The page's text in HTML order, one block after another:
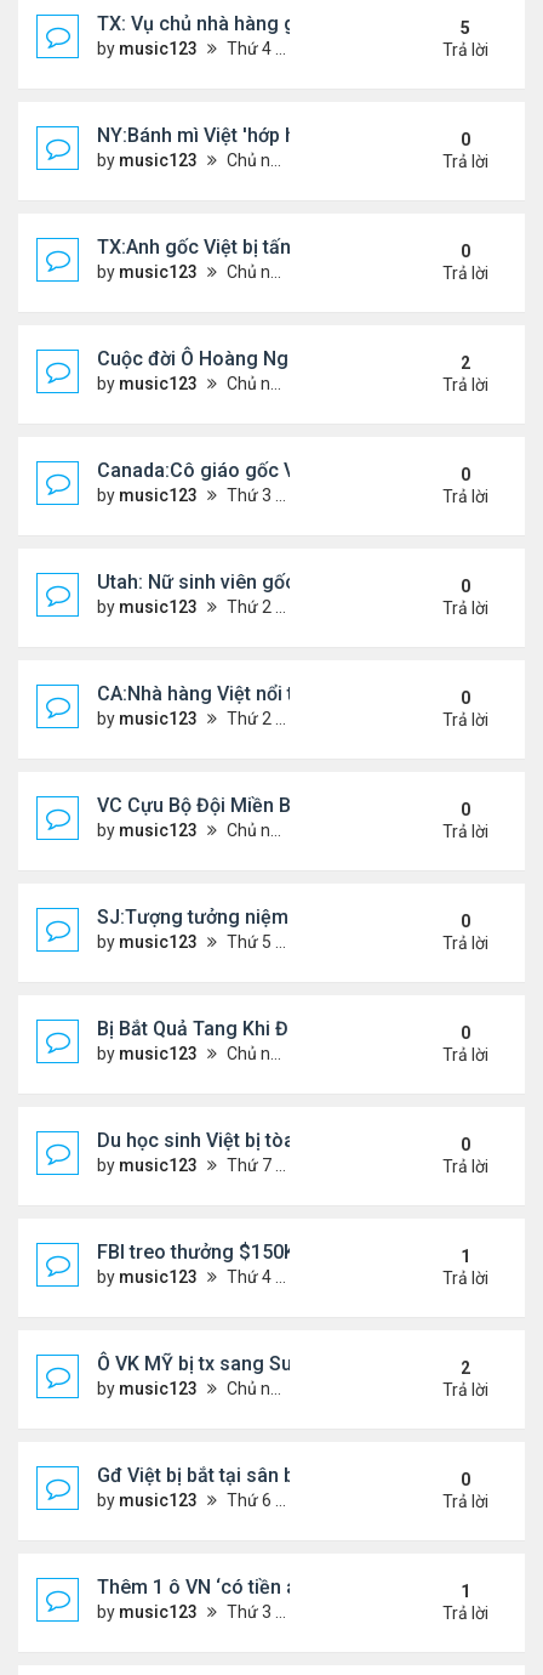
TX: Vụ chủ nhà hàng gốc Việt cùng hai con bị
by music123 Thứ 4 Tháng 5 06, 2026 4:53 am
5
Trả lời
NY:Bánh mì Việt 'hớp hồn' thực khách Mỹ
by music123 Chủ nhật Tháng 7 26, 2026 4:58 pm
0
Trả lời
TX:Anh gốc Việt bị tấn công dã man, khó qua khỏi
by music123 Chủ nhật Tháng 7 26, 2026 4:24 pm
0
Trả lời
Cuộc đời Ô Hoàng Ngành Nails Tại Mỹ
by music123 Chủ nhật Tháng 7 26, 2026 4:17 pm
2
Trả lời
Canada:Cô giáo gốc Việt bị chồng sát hại
by music123 Thứ 3 Tháng 7 21, 2026 4:56 pm
0
Trả lời
Utah: Nữ sinh viên gốc Việt tự vẫn, bạn trai bạo
by music123 Thứ 2 Tháng 7 20, 2026 4:56 pm
0
Trả lời
CA:Nhà hàng Việt nổi tiếng đóng cửa
by music123 Thứ 2 Tháng 7 20, 2026 4:42 pm
0
Trả lời
VC Cựu Bộ Đội Miền Bắc Chọn Định Cư Tại Hoa
by music123 Chủ nhật Tháng 7 12, 2026 3:01 pm
0
Trả lời
SJ:Tượng tưởng niệm cđ Việt bị ăn cắp
by music123 Thứ 5 Tháng 7 09, 2026 6:19 am
0
Trả lời
Bị Bắt Quả Tang Khi Đang Đánh Bắt “Vài Con Cá
by music123 Chủ nhật Tháng 7 05, 2026 8:47 am
0
Trả lời
Du học sinh Việt bị tòa HQ kết án 10 năm vì vứt bỏ
by music123 Thứ 7 Tháng 6 27, 2026 8:01 pm
0
Trả lời
FBI treo thưởng $150K cho tội phạm 'đang ở Việt
by music123 Thứ 4 Tháng 6 24, 2026 7:26 pm
1
Trả lời
Ô VK MỸ bị tx sang Sudan,về VN
by music123 Chủ nhật Tháng 6 21, 2026 6:46 am
2
Trả lời
Gđ Việt bị bắt tại sân bay ở Mỹ
by music123 Thứ 6 Tháng 6 19, 2026 6:47 pm
0
Trả lời
Thêm 1 ô VN ‘có tiền án’ bị Mỹ trục xuất về nước
by music123 Thứ 3 Tháng 6 16, 2026 7:00 pm
1
Trả lời